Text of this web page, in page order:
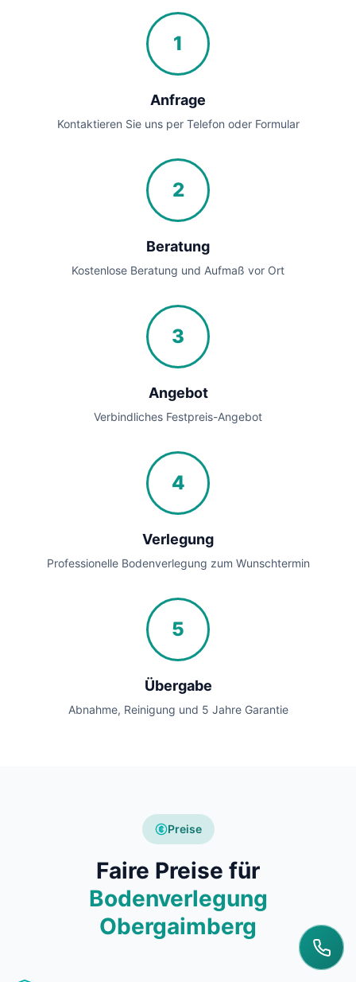
1
Anfrage
Kontaktieren Sie uns per Telefon oder Formular
2
Beratung
Kostenlose Beratung und Aufmaß vor Ort
3
Angebot
Verbindliches Festpreis-Angebot
4
Verlegung
Professionelle Bodenverlegung zum Wunschtermin
5
Übergabe
Abnahme, Reinigung und 5 Jahre Garantie
Preise
Faire Preise für
Bodenverlegung
Obergaimberg